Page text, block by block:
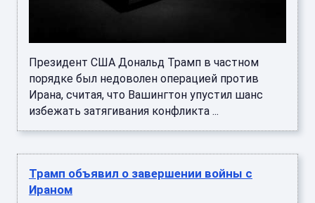
Президент США Дональд Трамп в частном
порядке был недоволен операцией против
Ирана, считая, что Вашингтон упустил шанс
избежать затягивания конфликта ...
Трамп объявил о завершении войны с
Ираном